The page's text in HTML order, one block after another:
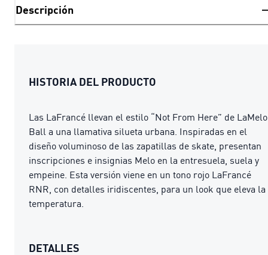
Descripción
HISTORIA DEL PRODUCTO
Las LaFrancé llevan el estilo “Not From Here” de LaMelo
Ball a una llamativa silueta urbana. Inspiradas en el
diseño voluminoso de las zapatillas de skate, presentan
inscripciones e insignias Melo en la entresuela, suela y
empeine. Esta versión viene en un tono rojo LaFrancé
RNR, con detalles iridiscentes, para un look que eleva la
temperatura.
DETALLES